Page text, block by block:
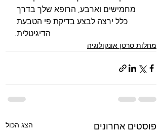
מחמישים וארבע, הרופא שלך בדרך
כלל ירצה לבצע בדיקת פי הטבעת
הדיגיטלית.
מחלות סרטן אונקולוגיה
פוסטים אחרונים הצג הכול